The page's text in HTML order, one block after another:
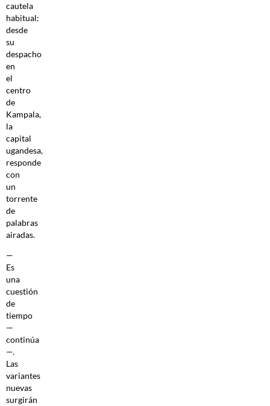
cautela
habitual:
desde
su
despacho
en
el
centro
de
Kampala,
la
capital
ugandesa,
responde
con
un
torrente
de
palabras
airadas.
—
Es
una
cuestión
de
tiempo
—
continúa
—.
Las
variantes
nuevas
surgirán